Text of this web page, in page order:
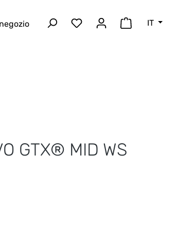
Hai 0 articoli nella lista
Il carrello
IT
GTX® MID WS